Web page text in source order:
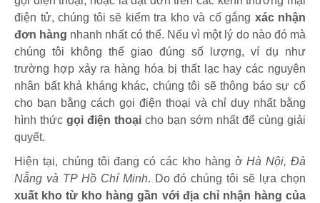
điện tử, chúng tôi sẽ kiểm tra kho và cố gắng xác nhận
đơn hàng nhanh nhất có thể. Nếu vì một lý do nào đó mà
chúng tôi không thể giao đúng số lượng, ví dụ như
trường hợp xảy ra hàng hóa bị thất lạc hay các nguyên
nhân bất khả kháng khác, chúng tôi sẽ thông báo sự cố
cho bạn bằng cách gọi điện thoại và chỉ duy nhất bằng
hình thức gọi điện thoại cho bạn sớm nhất để cùng giải
quyết.
Hiện tại, chúng tôi đang có các kho hàng ởHà Nội, Đà
Nẵng và TP Hồ Chí Minh. Do đó chúng tôi sẽ lựa chọn
xuất kho từ kho hàng gần với địa chỉ nhận hàng của